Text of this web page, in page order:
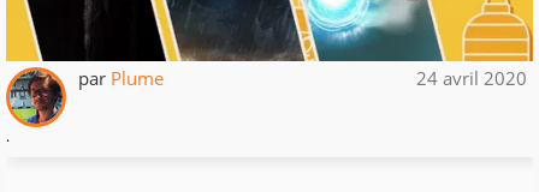
par Plume 24 avril 2020
.